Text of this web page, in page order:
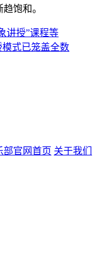
饱和。
讲授”课程等
式已笼盖全数
部官网首页 关于我们